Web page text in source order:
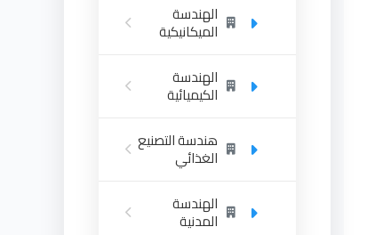
الهندسة
الميكانيكية
الهندسة
الكيميائية
هندسة التصنيع
الغذائي
الهندسة
المدنية